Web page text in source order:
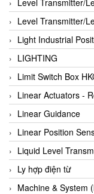
Autec
Auto Flow
Automatic valve
Aventics
Avproglobal
Axiomtek
AZBIL
B&C Electronics
B&R
Babcok wilcox
Level Transmitter/
Light Industrial
LIGHTING
Limit Switch Box
Linear Actuators -
Linear Guidance
Linear Position
Liquid Level
Ly hợp điện từ
Machine & System